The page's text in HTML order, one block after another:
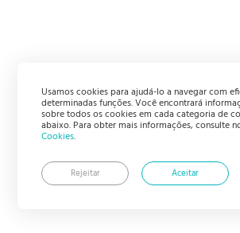
Usamos cookies para ajudá-lo a navegar com
determinadas funções. Você encontrará
sobre todos os cookies em cada categoria de
abaixo. Para obter mais informações, consulte
Cookies.
Aceitar
Rejeitar